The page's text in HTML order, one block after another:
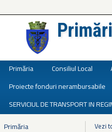
Primăria Consiliul Local
Proiecte fonduri nerambursabile
SERVICIUL DE TRANSPORT IN
Primăria
Vezi